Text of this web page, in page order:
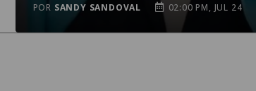
POR SANDY SANDOVAL 02:00 PM, JUL 24